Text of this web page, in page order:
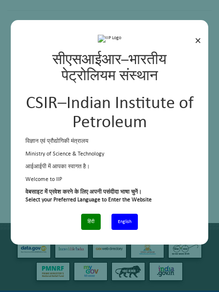
×
सीएसआईआर–भारतीय
पेट्रोलियम संस्थान
CSIR–Indian Institute of
Petroleum
विज्ञान एवं प्रौद्योगिकी मंत्रालय
Ministry of Science & Technology
आईआईपी में आपका स्वागत है।
Welcome to IIP
वेबसाइट में प्रवेश करने के लिए अपनी पसंदीदा भाषा चुनें।
Select your Preferred Language to Enter the Website
हिंदी English